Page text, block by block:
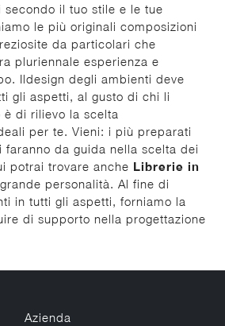
secondo il tuo stile e le tue
le più originali composizioni
da particolari che
pluriennale esperienza e
Ildesign degli ambienti deve
gli aspetti, al gusto di chi li
di rilievo la scelta
per te. Vieni: i più preparati
faranno da guida nella scelta dei
potrai trovare anche Librerie in
personalità. Al fine di
in tutti gli aspetti, forniamo la
di supporto nella progettazione
Azienda